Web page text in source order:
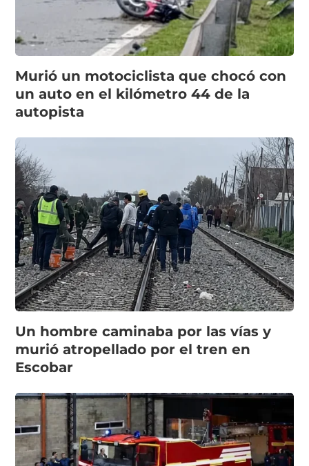
Murió un motociclista que chocó con
un auto en el kilómetro 44 de la
autopista
Un hombre caminaba por las vías y
murió atropellado por el tren en
Escobar